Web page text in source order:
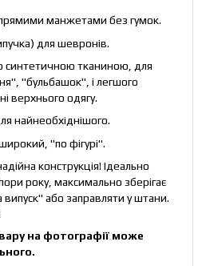
прямими манжетами без гумок.
для шевронів.
синтетичною тканиною, для
"бульбашок", і легшого
верхнього одягу.
найнеобхіднішого.
"по фігурі".
конструкція! Ідеально
року, максимально зберігає
або заправляти у штани.
на фотографії може